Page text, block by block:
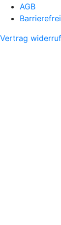
AGB
Vertrag